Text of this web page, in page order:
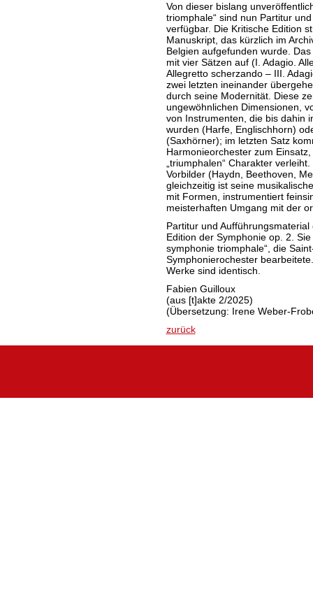
Von dieser bislang
triomphale“ sind nun Partitur
verfügbar. Die Kritische Edition
Manuskript, das kürzlich im
Belgien aufgefunden wurde.
mit vier Sätzen auf (I. Adagio.
Allegretto scherzando – III.
zwei letzten ineinander
durch seine Modernität. Diese
ungewöhnlichen Dimensionen,
von Instrumenten, die bis dahin
wurden (Harfe, Englischhorn)
(Saxhörner); im letzten Satz
Harmonieorchester zum
„triumphalen“ Charakter
Vorbilder (Haydn, Beethoven,
gleichzeitig ist seine
mit Formen, instrumentiert
meisterhaften Umgang mit der
Partitur und
Edition der Symphonie op. 2.
symphonie triomphale“, die
Symphonierochester
Werke sind identisch.
Fabien Guilloux
(aus [t]akte 2/2025)
(Übersetzung: Irene Weber-
zurück